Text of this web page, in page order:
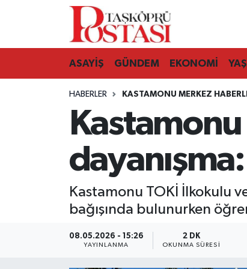
ASAYİŞ GÜNDEM EKONOMİ
HABERLER KASTAMONU MERKEZ
Kastamonu TOKİ İlkokulu
bağışında bulunurken
08.05.2026 - 15:26
YAYINLANMA
2 DK
OKUNMA SÜRESI
Kastamonu Vefat Edenler
Araç Haberleri
Azdavay Haberleri
Bozkurt Haberleri